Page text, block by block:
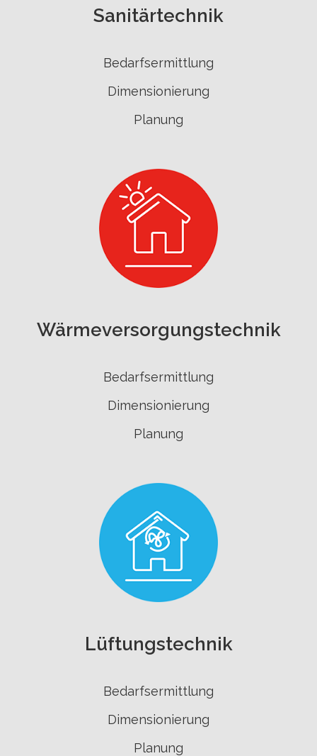
Sanitärtechnik
Bedarfsermittlung
Dimensionierung
Planung
Wärmeversorgungs­technik
Bedarfsermittlung
Dimensionierung
Planung
Lüftungstechnik
Bedarfsermittlung
Dimensionierung
Planung